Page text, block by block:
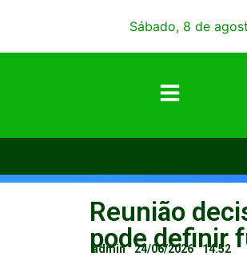
Sábado, 8 de
Reunião
pode definir
admin 24/06/2026 14:52